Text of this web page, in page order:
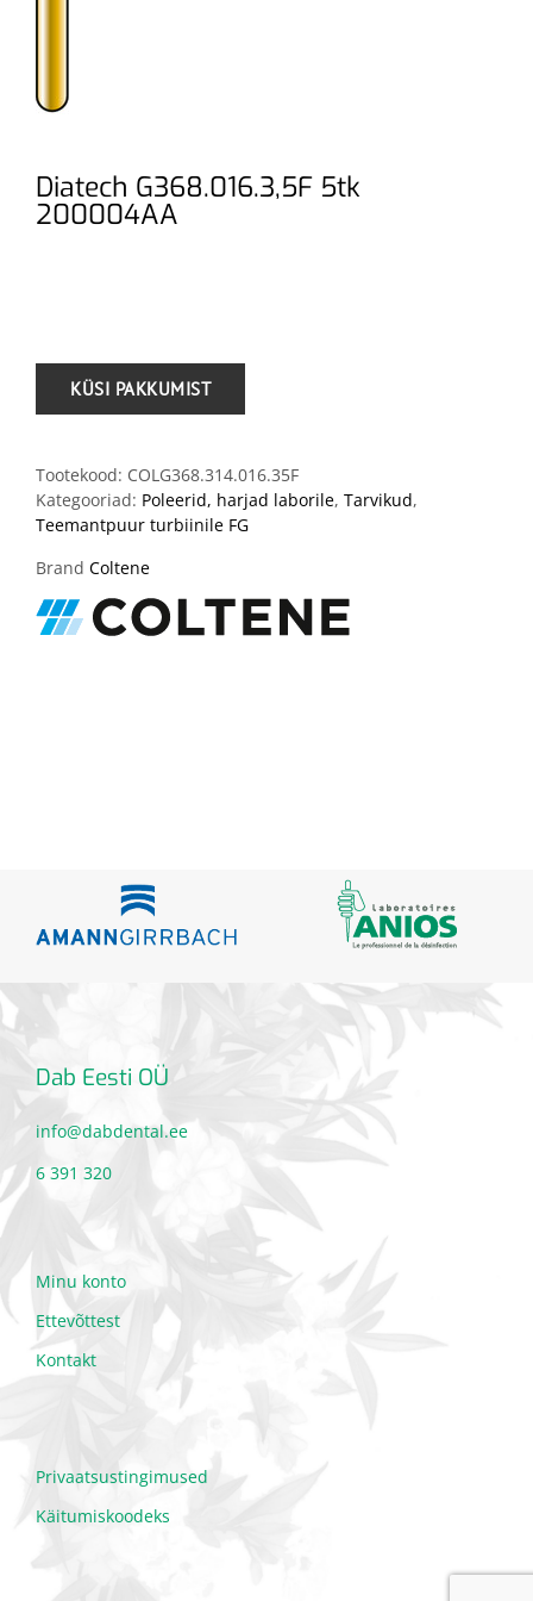
Diatech G368.016.3,5F 5tk
200004AA
Tootekood: COLG368.314.016.35F
Kategooriad: Poleerid, harjad laborile, Tarvikud,
Teemantpuur turbiinile FG
Brand Coltene
Dab Eesti OÜ
info@dabdental.ee
6 391 320
Minu konto
Ettevõttest
Kontakt
Privaatsustingimused
Käitumiskoodeks